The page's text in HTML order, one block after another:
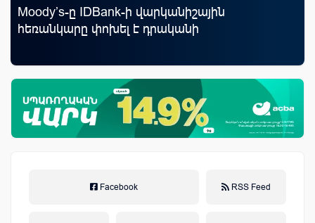
Moody’s-ը IDBank-ի վարկանիշային
հեռանկարը փոխել է դրականի
Facebook RSS Feed